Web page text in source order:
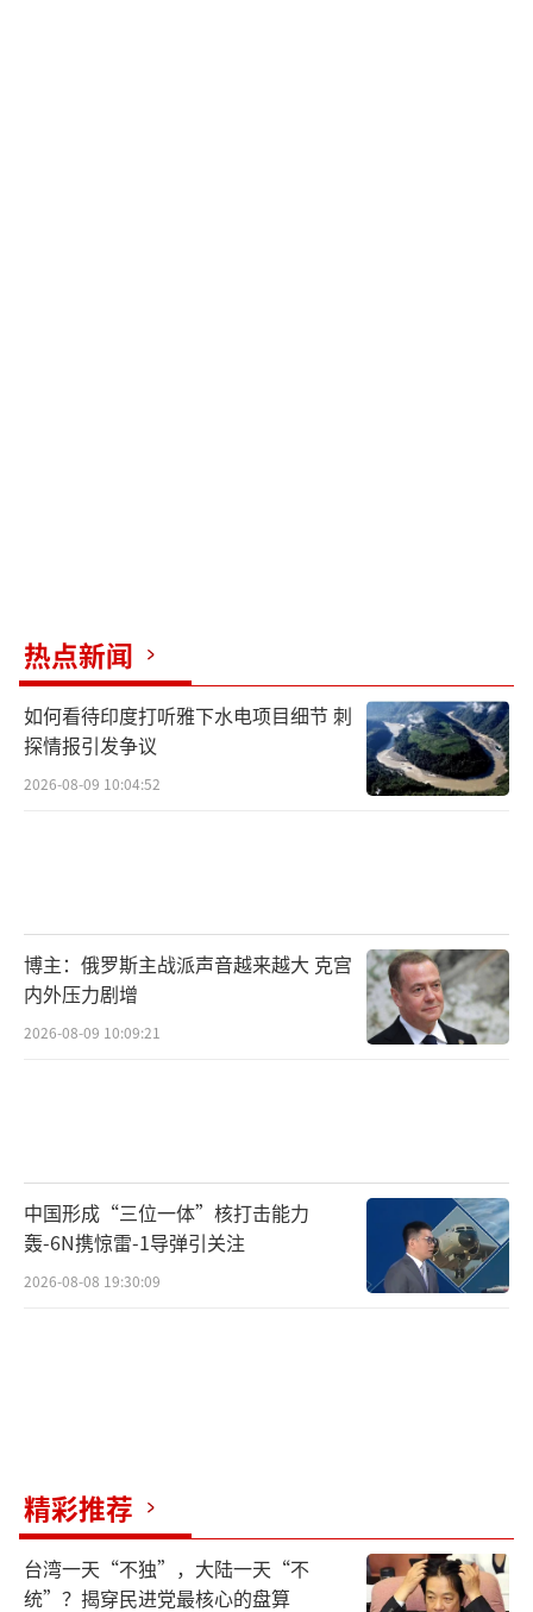
热点新闻
如何看待印度打听雅下水电项目细节 刺
探情报引发争议
2026-08-09 10:04:52
博主：俄罗斯主战派声音越来越大 克宫
内外压力剧增
2026-08-09 10:09:21
中国形成“三位一体”核打击能力
轰-6N携惊雷-1导弹引关注
2026-08-08 19:30:09
精彩推荐
台湾一天“不独”，大陆一天“不
统”？揭穿民进党最核心的盘算